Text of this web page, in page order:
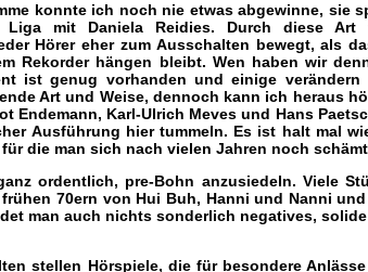
konnte ich noch nie etwas abgewinne, sie
mit Daniela Reidies. Durch diese Art
Hörer eher zum Ausschalten bewegt, als
Rekorder hängen bleibt. Wen haben wir
ist genug vorhanden und einige verändern
Art und Weise, dennoch kann ich heraus
Endemann, Karl-Ulrich Meves und Hans
Ausführung hier tummeln. Es ist halt mal
die man sich nach vielen Jahren noch
ordentlich, pre-Bohn anzusiedeln. Viele
70ern von Hui Buh, Hanni und Nanni und
man auch nichts sonderlich negatives,
stellen Hörspiele, die für besondere